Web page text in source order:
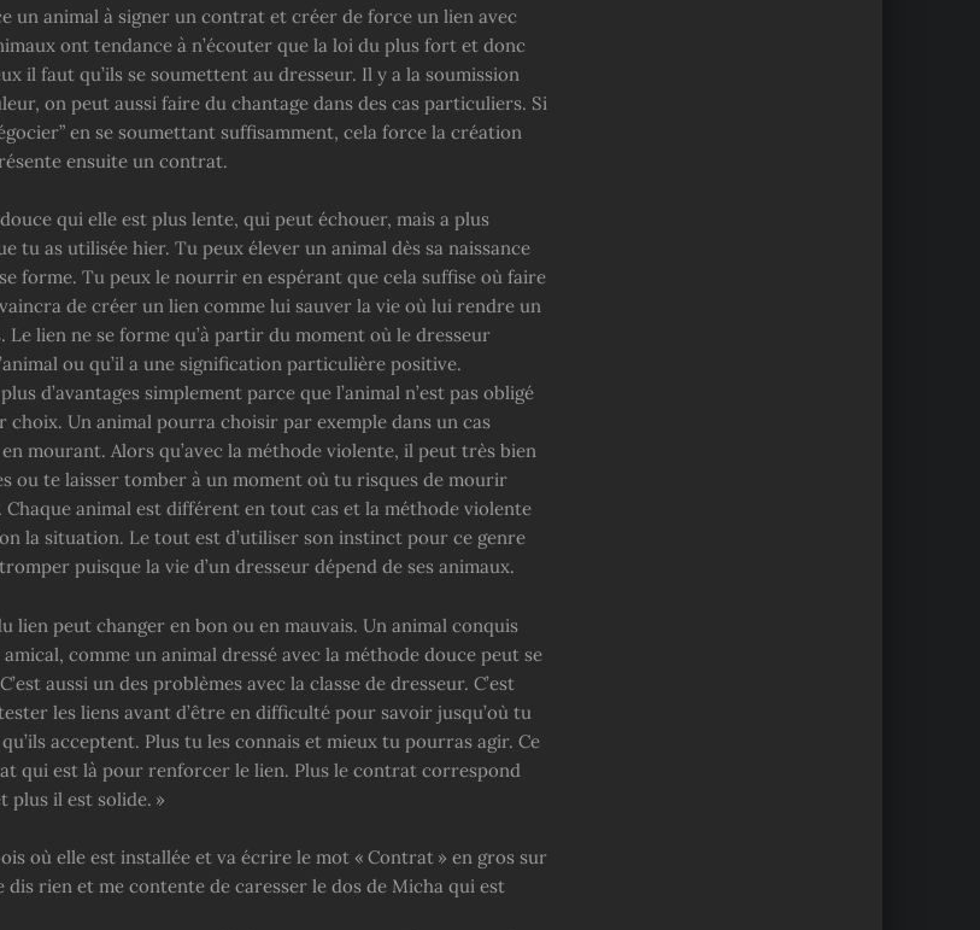
un animal à signer un contrat et créer de force un lien avec
ont tendance à n’écouter que la loi du plus fort et donc
il faut qu’ils se soumettent au dresseur. Il y a la soumission
on peut aussi faire du chantage dans des cas particuliers. Si
en se soumettant suffisamment, cela force la création
ensuite un contrat.
qui elle est plus lente, qui peut échouer, mais a plus
tu as utilisée hier. Tu peux élever un animal dès sa naissance
forme. Tu peux le nourrir en espérant que cela suffise où faire
de créer un lien comme lui sauver la vie où lui rendre un
Le lien ne se forme qu’à partir du moment où le dresseur
ou qu’il a une signification particulière positive.
d’avantages simplement parce que l’animal n’est pas obligé
choix. Un animal pourra choisir par exemple dans un cas
mourant. Alors qu’avec la méthode violente, il peut très bien
ou te laisser tomber à un moment où tu risques de mourir
Chaque animal est différent en tout cas et la méthode violente
la situation. Le tout est d’utiliser son instinct pour ce genre
puisque la vie d’un dresseur dépend de ses animaux.
lien peut changer en bon ou en mauvais. Un animal conquis
comme un animal dressé avec la méthode douce peut se
aussi un des problèmes avec la classe de dresseur. C’est
les liens avant d’être en difficulté pour savoir jusqu’où tu
acceptent. Plus tu les connais et mieux tu pourras agir. Ce
qui est là pour renforcer le lien. Plus le contrat correspond
plus il est solide. »
où elle est installée et va écrire le mot « Contrat » en gros sur
dis rien et me contente de caresser le dos de Micha qui est